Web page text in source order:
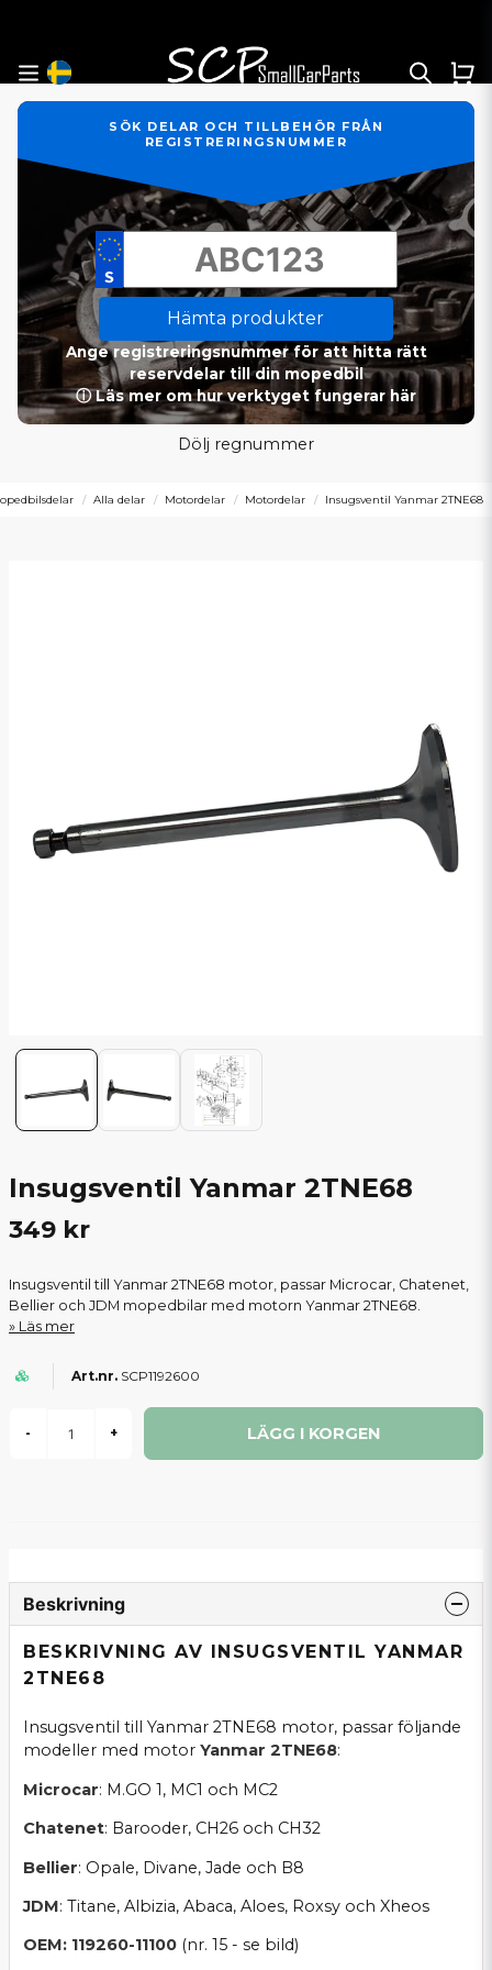
SÖK DELAR OCH TILLBEHÖR FRÅN
REGISTRERINGSNUMMER
Hämta produkter
Ange registreringsnummer för att hitta rätt
reservdelar till din mopedbil
ⓘ Läs mer om hur verktyget fungerar här
Dölj regnummer
Alla delar Motordelar Motordelar Insugsventil Yanmar 2TNE68
Insugsventil Yanmar 2TNE68
349 kr
Insugsventil till Yanmar 2TNE68 motor, passar Microcar, Chatenet,
Bellier och JDM mopedbilar med motorn Yanmar 2TNE68.
Läs mer
SCP1192600
- + LÄGG I KORGEN
Beskrivning
BESKRIVNING AV INSUGSVENTIL YANMAR
2TNE68
Insugsventil till Yanmar 2TNE68 motor, passar följande
modeller med motor Yanmar 2TNE68:
Microcar: M.GO 1, MC1 och MC2
Chatenet: Barooder, CH26 och CH32
Bellier: Opale, Divane, Jade och B8
JDM: Titane, Albizia, Abaca, Aloes, Roxsy och Xheos
OEM: 119260-11100 (nr. 15 - se bild)